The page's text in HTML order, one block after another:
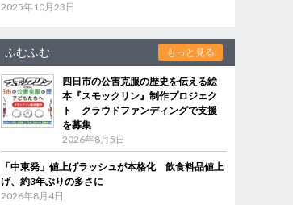
2025年10月23日
ふむふむ もっと見る
四日市の公害克服の歴史を伝える絵
本『スモックリン』制作プロジェク
ト クラウドファンディングで支援
を募集
2026年8月5日
「中東発」値上げラッシュが本格化 飲食料品値上
げ、約3年ぶりの多さに
2026年8月4日